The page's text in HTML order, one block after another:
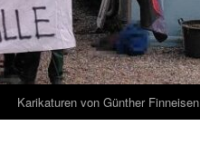
Karikaturen von Günther Finneisen